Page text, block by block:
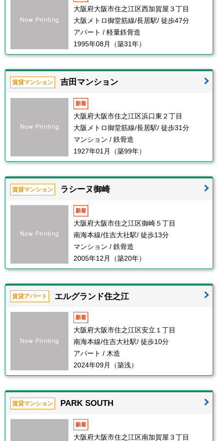
大阪府大阪市住之江区西加賀屋３丁目
大阪メトロ御堂筋線/長居駅/ 徒歩47分
アパート / 軽量鉄骨造
1995年08月（築31年）
賃貸マンション 吉田マンション
新着
大阪府大阪市住之江区浜口東２丁目
大阪メトロ御堂筋線/長居駅/ 徒歩31分
マンション / 鉄骨造
1927年01月（築99年）
賃貸マンション ラシーヌ御崎
新着
大阪府大阪市住之江区御崎５丁目
南海本線/住吉大社駅/ 徒歩13分
マンション / 鉄骨造
2005年12月（築20年）
賃貸アパート エルグランド住之江
新着
大阪府大阪市住之江区安立１丁目
南海本線/住吉大社駅/ 徒歩10分
アパート / 木造
2024年09月（築浅）
賃貸マンション PARK SOUTH
新着
大阪府大阪市住之江区南加賀屋３丁目